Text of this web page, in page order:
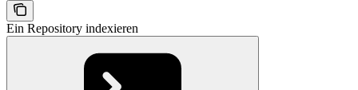
Ein Repository indexieren